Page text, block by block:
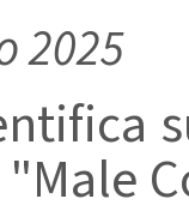
2025